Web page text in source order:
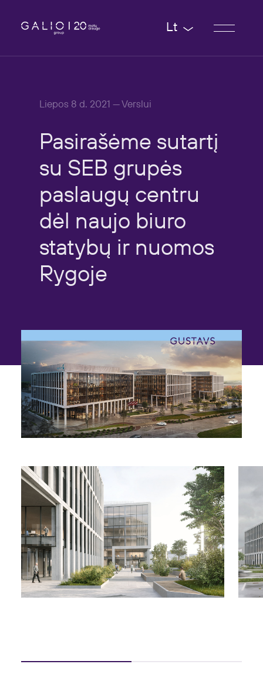
Lt
Liepos 8 d. 2021 — Verslui
Pasirašėme sutartį
su SEB grupės
paslaugų centru
dėl naujo biuro
statybų ir nuomos
Rygoje